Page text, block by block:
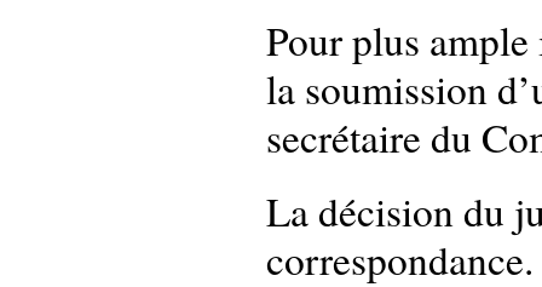
Pour plus
la soumission
secrétaire du
La décision du
correspondance.